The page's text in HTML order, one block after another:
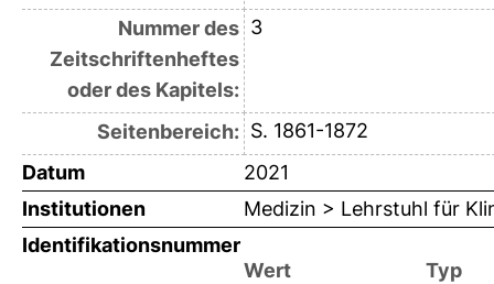
Nummer des
Zeitschriftenheftes
oder des Kapitels:
3
Seitenbereich: S. 1861-1872
Datum
2021
Institutionen
Medizin > Lehrstuhl für
Identifikationsnummer
Wert
Typ